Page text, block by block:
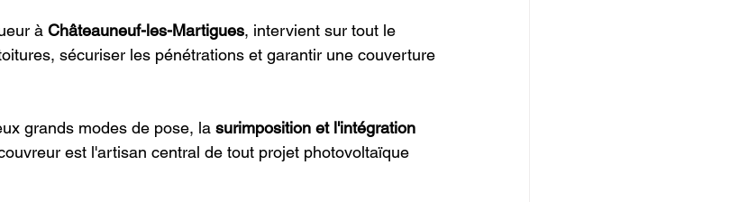
à Châteauneuf-les-Martigues, intervient sur tout le
sécuriser les pénétrations et garantir une couverture
grands modes de pose, la surimposition et l'intégration
est l'artisan central de tout projet photovoltaïque